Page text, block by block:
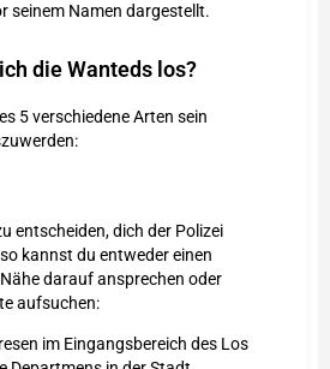
seinem Namen dargestellt.
die Wanteds los?
5 verschiedene Arten sein
entscheiden, dich der Polizei
kannst du entweder einen
darauf ansprechen oder
aufsuchen:
im Eingangsbereich des Los